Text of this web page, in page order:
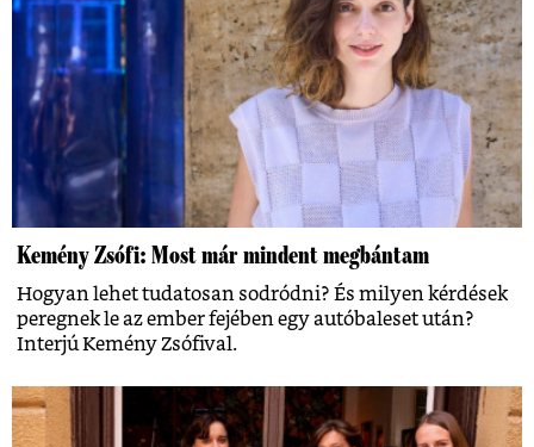
Kemény Zsófi: Most már mindent megbántam
Hogyan lehet tudatosan sodródni? És milyen kérdések
peregnek le az ember fejében egy autóbaleset után?
Interjú Kemény Zsófival.